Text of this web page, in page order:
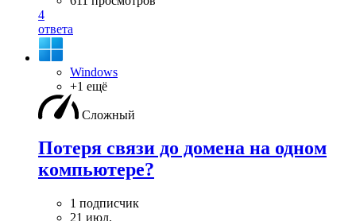
4
ответа
Windows
+1 ещё
Сложный
Потеря связи до домена на одном
компьютере?
1 подписчик
21 июл.